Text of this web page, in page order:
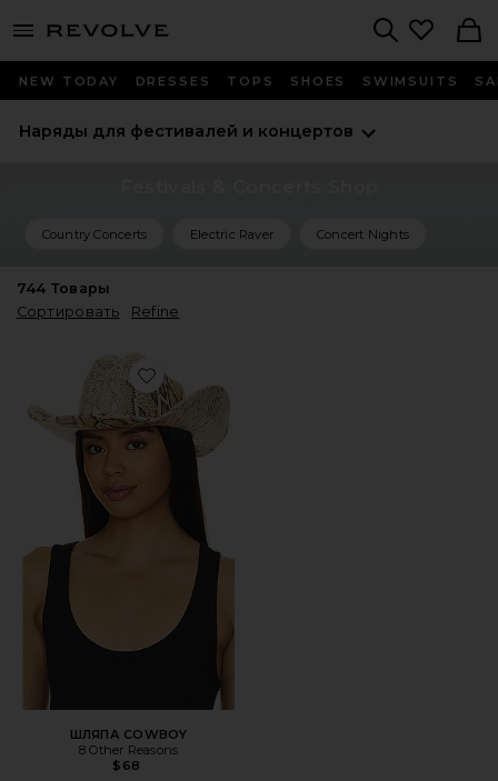
menu - shows more content
NEW TODAY DRESSES TOPS SHOES SWIMSUITS
Наряды для фестивалей и концертов
Country Concerts Electric Raver Concert Nights
744 Товары
Сортировать
Refine
Favorite ШЛЯПА COWBOY
ШЛЯПА COWBOY
8 Other Reasons
$68